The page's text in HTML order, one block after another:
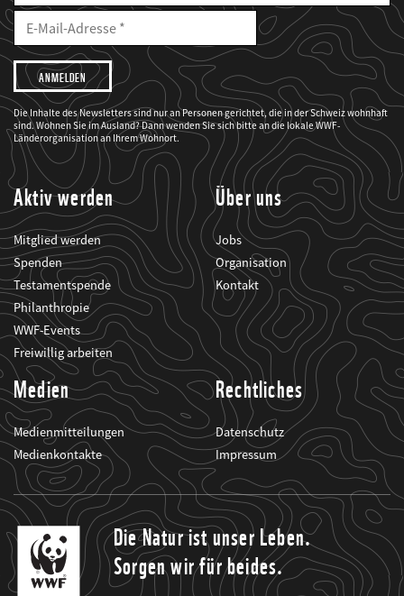
E-
Mailadresse
E-
Adresse
Ich
möchte,
dass
der
WWF
mich
über
seine
Projekte
informiert.
Die Inhalte des Newsletters sind nur an Personen gerichtet, die in der Schweiz wohnhaft
sind. Wohnen Sie im Ausland? Dann wenden Sie sich bitte an die lokale WWF-
Länderorganisation an Ihrem Wohnort.
Aktiv werden
Mitglied werden
Spenden
Testamentspende
Philanthropie
WWF-Events
Freiwillig arbeiten
Über uns
Jobs
Organisation
Kontakt
Medien
Medienmitteilungen
Medienkontakte
Rechtliches
Datenschutz
Impressum
Die Natur ist unser Leben.
Sorgen wir für beides.